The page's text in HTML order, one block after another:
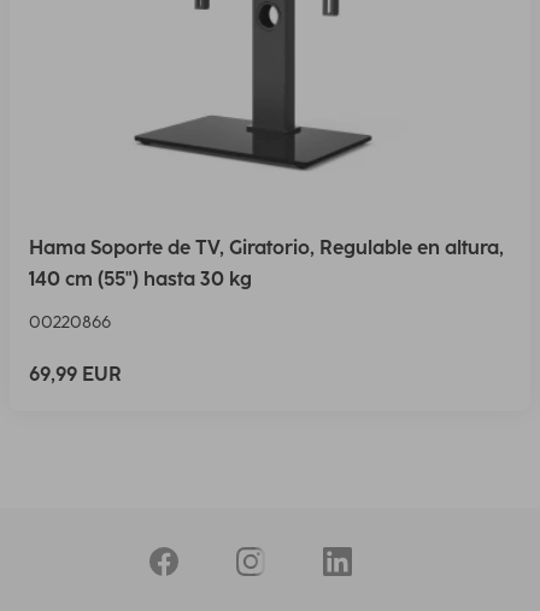
Hama Soporte de TV, Giratorio, Regulable en altura,
140 cm (55") hasta 30 kg
00220866
69,99 EUR